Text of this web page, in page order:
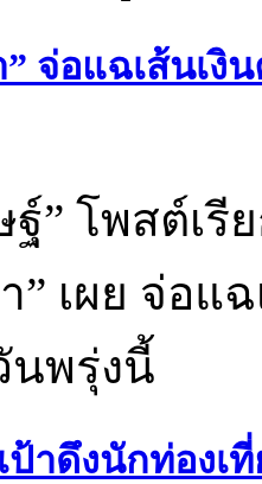
จ่อแฉเส้นเงิ
ฐ์” โพสต์เ
” เผย จ่อแ
นพรุ่งนี้
ป้าดึงนักท่องเ